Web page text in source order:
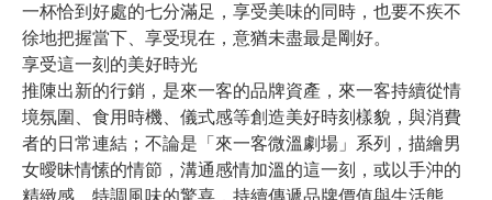
一杯恰到好處的七分滿足，享受美味的同時，也要不疾不
徐地把握當下、享受現在，意猶未盡最是剛好。
享受這一刻的美好時光
推陳出新的行銷，是來一客的品牌資產，來一客持續從情
境氛圍、食用時機、儀式感等創造美好時刻樣貌，與消費
者的日常連結；不論是「來一客微溫劇場」系列，描繪男
女曖昧情愫的情節，溝通感情加溫的這一刻，或以手沖的
精緻感、特調風味的驚喜，持續傳遞品牌價值與生活態